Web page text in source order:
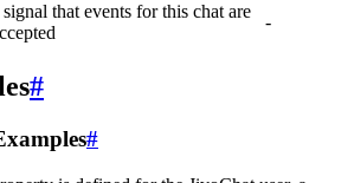
signal that events for this chat are
-
#
#